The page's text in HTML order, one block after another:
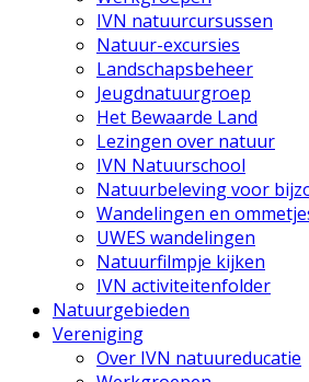
IVN natuurcursussen
Natuur-excursies
Landschapsbeheer
Jeugdnatuurgroep
Het Bewaarde Land
Lezingen over natuur
IVN Natuurschool
Natuurbeleving voor
Wandelingen en
UWES wandelingen
Natuurfilmpje kijken
IVN activiteitenfolder
Natuurgebieden
Vereniging
Over IVN natuureducatie